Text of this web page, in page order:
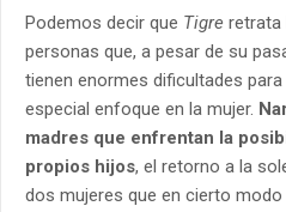
Podemos decir que Tigre retrata
personas que, a pesar de su
tienen enormes dificultades
especial enfoque en la mujer.
madres que enfrentan la
propios hijos, el retorno a la
dos mujeres que en cierto